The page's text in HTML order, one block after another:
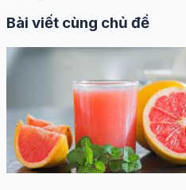
Bài viết cùng chủ đề